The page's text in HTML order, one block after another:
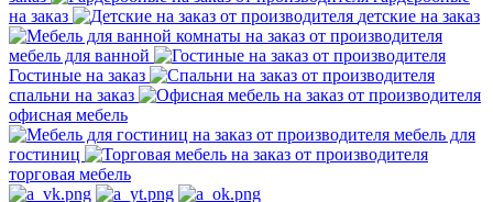
на заказ
детские на заказ
мебель для ванной
Гостиные на заказ
спальни на заказ
офисная мебель
мебель для
гостиниц
торговая мебель